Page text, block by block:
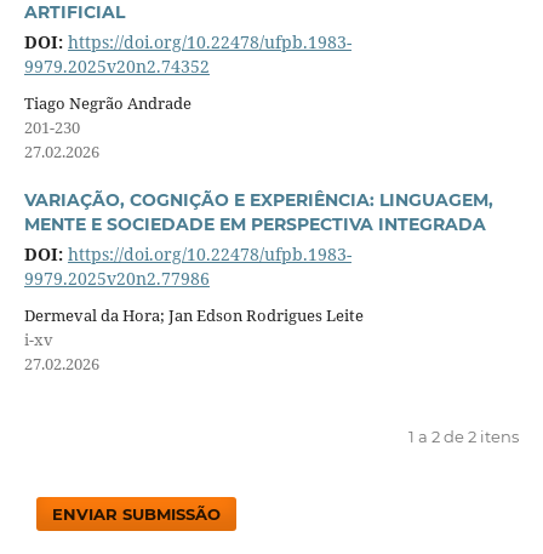
ARTIFICIAL
DOI: https://doi.org/10.22478/ufpb.1983-
9979.2025v20n2.74352
Tiago Negrão Andrade
201-230
27.02.2026
VARIAÇÃO, COGNIÇÃO E EXPERIÊNCIA: LINGUAGEM,
MENTE E SOCIEDADE EM PERSPECTIVA INTEGRADA
DOI: https://doi.org/10.22478/ufpb.1983-
9979.2025v20n2.77986
Dermeval da Hora; Jan Edson Rodrigues Leite
i-xv
27.02.2026
1 a 2 de 2 itens
ENVIAR SUBMISSÃO